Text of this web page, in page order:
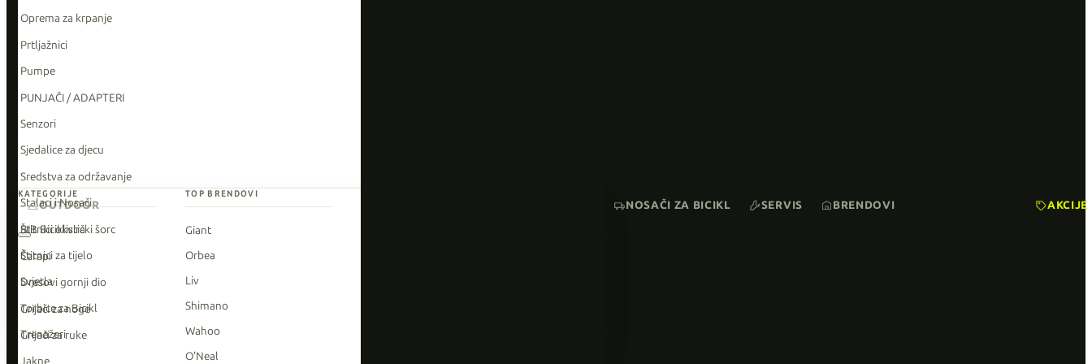
Oprema za krpanje
Prtljažnici
Pumpe
PUNJAČI / ADAPTERI
Senzori
Sjedalice za djecu
Sredstva za održavanje
Stalaci i Nosači
Štitnici okvira
Štitnici za tijelo
Svjetla
Torbice za Bicikl
Trenažeri
KATEGORIJE
BIB Biciklistički šorc
Čarapi
Dresovi gornji dio
Grijači za noge
Grijači za ruke
TOP BRENDOVI
Giant
Orbea
Liv
Shimano
Wahoo
O'Neal
OUTDOOR NOSAČI ZA BICIKL SERVIS BRENDOVI AKCIJE